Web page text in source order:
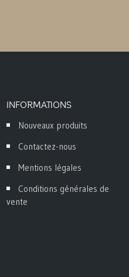
INFORMATIONS
Nouveaux produits
Contactez-nous
Mentions légales
Conditions générales de
vente